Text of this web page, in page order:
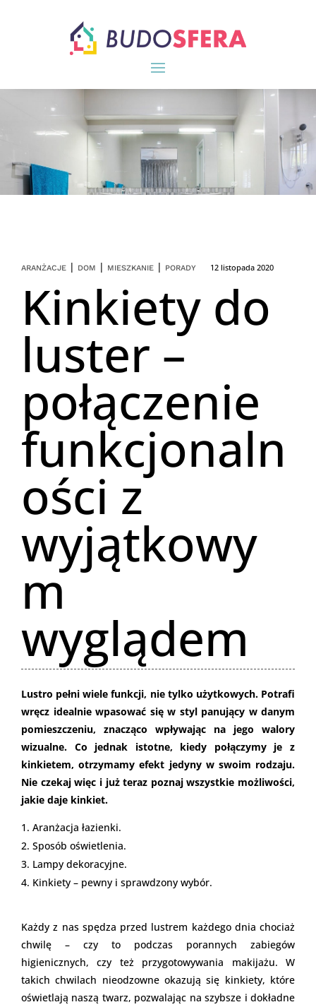
ARANŻACJE | DOM | MIESZKANIE | PORADY 12 listopada 2020
Kinkiety do
luster –
połączenie
funkcjonaln
ości z
wyjątkowy
m
wyglądem
Lustro pełni wiele funkcji, nie tylko użytkowych. Potrafi
wręcz idealnie wpasować się w styl panujący w danym
pomieszczeniu, znacząco wpływając na jego walory
wizualne. Co jednak istotne, kiedy połączymy je z
kinkietem, otrzymamy efekt jedyny w swoim rodzaju.
Nie czekaj więc i już teraz poznaj wszystkie możliwości,
jakie daje kinkiet.
Aranżacja łazienki.
Sposób oświetlenia.
Lampy dekoracyjne.
Kinkiety – pewny i sprawdzony wybór.
Każdy z nas spędza przed lustrem każdego dnia chociaż
chwilę – czy to podczas porannych zabiegów
higienicznych, czy też przygotowywania makijażu. W
takich chwilach nieodzowne okazują się kinkiety, które
oświetlają naszą twarz, pozwalając na szybsze i dokładne